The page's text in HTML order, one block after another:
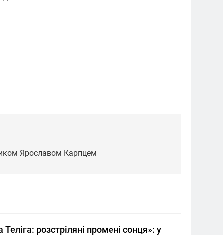
Ярославом Карпцем
Теліга: розстріляні промені сонця»: у